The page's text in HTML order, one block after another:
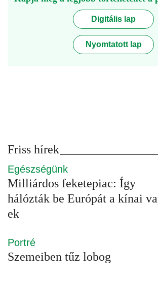
Digitális lap
Nyomtatott lap
Friss hírek
Egészségünk
Milliárdos feketepiac: Így
hálózták be Európát a kínai
ek
Portré
Szemeiben tűz lobog